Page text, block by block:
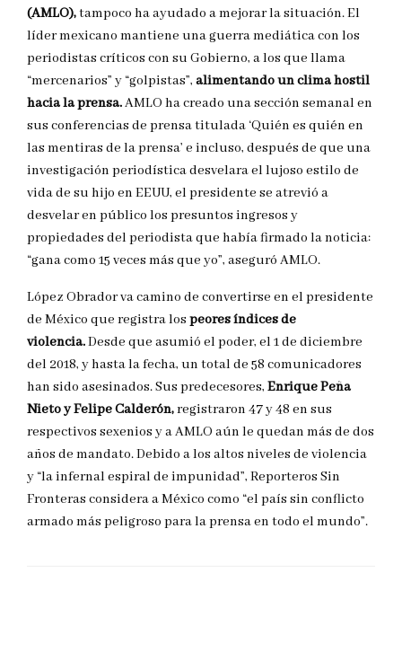
(AMLO),tampoco ha ayudado a mejorar la situación. El
líder mexicano mantiene una guerra mediática con los
periodistas críticos con su Gobierno, a los que llama
“mercenarios” y “golpistas”, alimentando un clima hostil
hacia la prensa.AMLO ha creado una sección semanal en
sus conferencias de prensa titulada ‘Quién es quién en
las mentiras de la prensa’ e incluso, después de que una
investigación periodística desvelara el lujoso estilo de
vida de su hijo en EEUU, el presidente se atrevió a
desvelar en público los presuntos ingresos y
propiedades del periodista que había firmado la noticia:
“gana como 15 veces más que yo”, aseguró AMLO.
López Obrador va camino de convertirse en el presidente
de México que registra los peores índices de
violencia.Desde que asumió el poder, el 1 de diciembre
del 2018, y hasta la fecha, un total de 58 comunicadores
han sido asesinados. Sus predecesores, Enrique Peña
Nieto y Felipe Calderón,registraron 47 y 48 en sus
respectivos sexenios y a AMLO aún le quedan más de dos
años de mandato. Debido a los altos niveles de violencia
y “la infernal espiral de impunidad”, Reporteros Sin
Fronteras considera a México como “el país sin conflicto
armado más peligroso para la prensa en todo el mundo”.